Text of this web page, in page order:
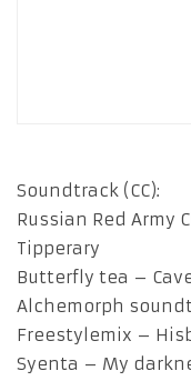
Soundtrack (CC):
Russian Red Army
Tipperary
Butterfly tea –
Alchemorph
Freestylemix –
Syenta – My